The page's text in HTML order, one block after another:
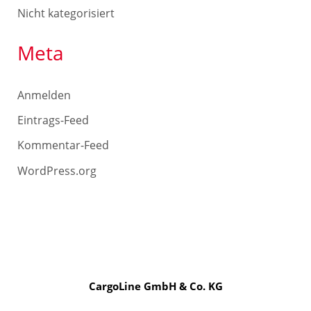
Nicht kategorisiert
Meta
Anmelden
Eintrags-Feed
Kommentar-Feed
WordPress.org
CargoLine GmbH & Co. KG